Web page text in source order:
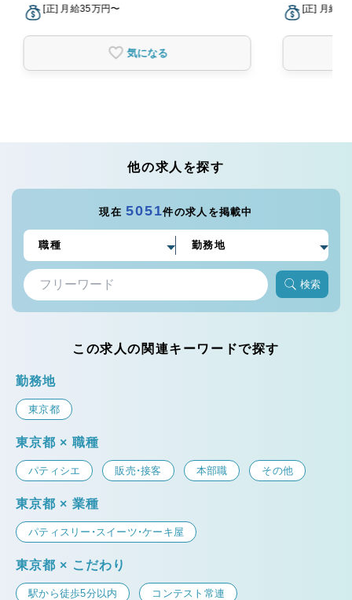
[正] 月給35万円〜
気になる
[正] 月給
他の求人を探す
現在5051件の求人を掲載中
検索
この求人の関連キーワードで探す
勤務地
東京都
東京都 × 職種
パティシエ 販売・接客 本部職 その他
東京都 × 業種
パティスリー・スイーツ・ケーキ屋
東京都 × こだわり
駅から徒歩5分以内 コンテスト常連